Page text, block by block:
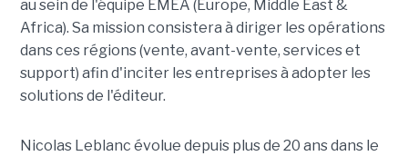
au sein de l'équipe EMEA (Europe, Middle East &
Africa). Sa mission consistera à diriger les opérations
dans ces régions (vente, avant-vente, services et
support) afin d'inciter les entreprises à adopter les
solutions de l'éditeur.
Nicolas Leblanc évolue depuis plus de 20 ans dans le